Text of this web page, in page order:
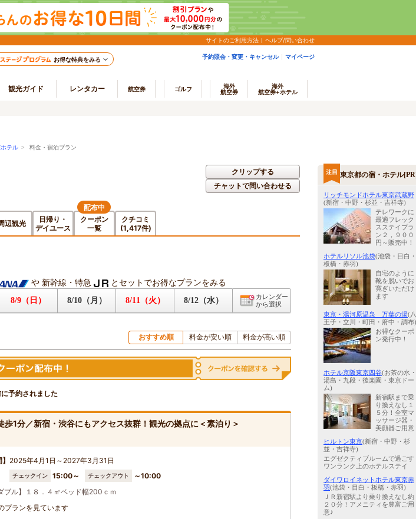
サイトのご利用方法 ヘルプ/問い合わせ
お得な特典をみる 予約照会・変更・キャンセル マイページ
観光ガイド レンタカー 航空券 ゴルフ
海外
航空券
海外
航空券+ホテル
テル > 料金・宿泊プラン
クリップする
チャットで問い合わせる
辺観光
日帰り・
デイユース
クーポン
一覧
配布中
クチコミ
(1,417件)
や 新幹線・特急 とセットでお得なプランをみる
8/9（日） 8/10（月） 8/11（火） 8/12（水）
カレンダー
から選択
おすすめ順 料金が安い順 料金が高い順
予約されました
歩1分／新宿・渋谷にもアクセス抜群！観光の拠点に＜素泊り＞
2025年4月1日～2027年3月31日
チェックイン 15:00～ チェックアウト
～10:00
ブル】１８．４㎡ベッド幅200ｃｍ
プランを見ています
東京都の宿・ホテル
リッチモンドホテル東京武蔵野
(新宿・中野・杉並・吉祥寺)
テレワークに
最適フレック
スステイプラ
ン２，９００
円～販売中！
ホテルリソル池袋(池袋・目白・
板橋・赤羽)
自宅のように
靴を脱いでお
寛ぎいただけ
ます
東京・湯河原温泉 万葉の湯(八
王子・立川・町田・府中・調布)
お得なクーポ
ン発行中！
ホテル京阪東京四谷(お茶の水・
湯島・九段・後楽園・東京ドー
ム)
新宿駅まで乗
り換えなし１
５分！全室マ
ッサージ器・
美顔器ご用意
ヒルトン東京(新宿・中野・杉
並・吉祥寺)
エグゼクティブルームで過ごす
ワンランク上のホテルステイ
ダイワロイネットホテル東京赤
羽(池袋・目白・板橋・赤羽)
ＪＲ新宿駅より乗り換えなし約
２０分！アメニティを豊富ご用
意♪